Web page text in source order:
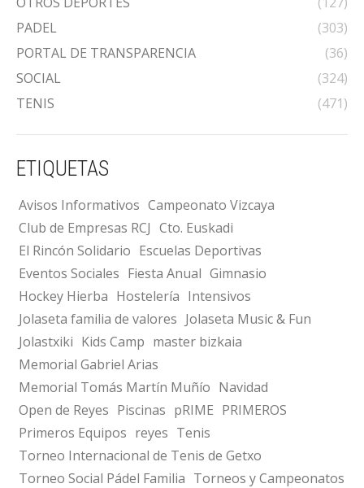
PADEL
(303)
PORTAL DE TRANSPARENCIA
(36)
SOCIAL
(324)
TENIS
(471)
ETIQUETAS
Avisos Informativos Campeonato Vizcaya
Club de Empresas RCJ Cto. Euskadi
El Rincón Solidario Escuelas Deportivas
Eventos Sociales Fiesta Anual Gimnasio
Hockey Hierba Hostelería Intensivos
Jolaseta familia de valores Jolaseta Music & Fun
Jolastxiki Kids Camp master bizkaia
Memorial Gabriel Arias
Memorial Tomás Martín Muñío Navidad
Open de Reyes Piscinas pRIME PRIMEROS
Primeros Equipos reyes Tenis
Torneo Internacional de Tenis de Getxo
Torneo Social Pádel Familia Torneos y Campeonatos